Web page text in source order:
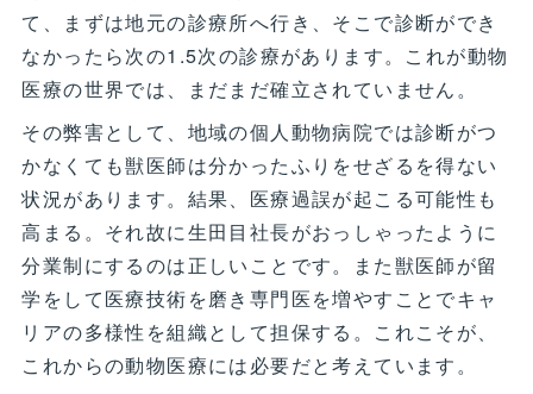
て、まずは地元の診療所へ行き、そこで診断ができ
なかったら次の1.5次の診療があります。これが動物
医療の世界では、まだまだ確立されていません。
その弊害として、地域の個人動物病院では診断がつ
かなくても獣医師は分かったふりをせざるを得ない
状況があります。結果、医療過誤が起こる可能性も
高まる。それ故に生田目社長がおっしゃったように
分業制にするのは正しいことです。また獣医師が留
学をして医療技術を磨き専門医を増やすことでキャ
リアの多様性を組織として担保する。これこそが、
これからの動物医療には必要だと考えています。